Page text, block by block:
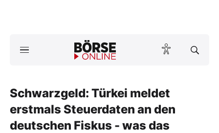
ktuelle Ausgabe BÖRSE ONLINE lesen
News
Anlageprodukte
Schwarzgeld: Türkei meldet
erstmals Steuerdaten an den
deutschen Fiskus - was das